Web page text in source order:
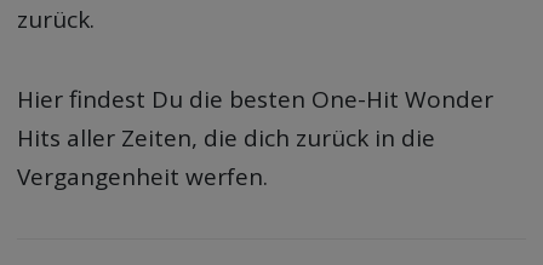
zurück.
Hier findest Du die besten One-Hit Wonder
Hits aller Zeiten, die dich zurück in die
Vergangenheit werfen.